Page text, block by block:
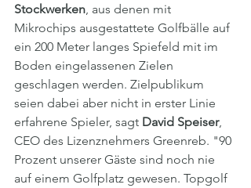
Stockwerken , aus denen mit
Mikrochips ausgestattete Golfbälle auf
ein 200 Meter langes Spiefeld mit im
Boden eingelassenen Zielen
geschlagen werden. Zielpublikum
seien dabei aber nicht in erster Linie
erfahrene Spieler, sagt David Speiser,
CEO des Lizenznehmers Greenreb. "90
Prozent unserer Gäste sind noch nie
auf einem Golfplatz gewesen. Topgolf